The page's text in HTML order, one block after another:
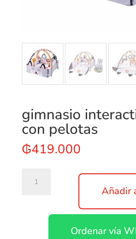
gimnasio
con pelotas
₲419.000
interactivo
Añadir
Ordenar vía